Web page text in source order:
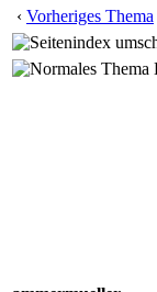
‹ Vorheriges Thema